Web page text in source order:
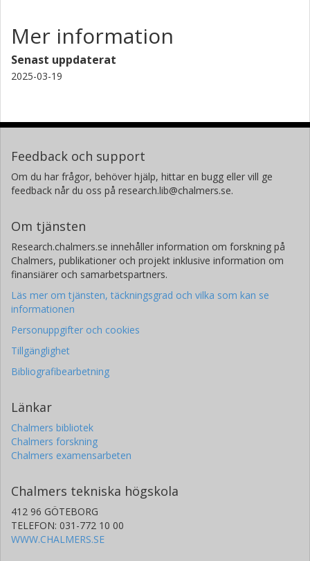
Universita degli Studi di Napoli Federico II
Mer information
Senast uppdaterat
2025-03-19
Feedback och support
Om du har frågor, behöver hjälp, hittar en bugg eller vill ge
feedback når du oss på research.lib@chalmers.se.
Om tjänsten
Research.chalmers.se innehåller information om forskning på
Chalmers, publikationer och projekt inklusive information om
finansiärer och samarbetspartners.
Läs mer om tjänsten, täckningsgrad och vilka som kan se
informationen
Personuppgifter och cookies
Tillgänglighet
Bibliografibearbetning
Länkar
Chalmers bibliotek
Chalmers forskning
Chalmers examensarbeten
Chalmers tekniska högskola
412 96 GÖTEBORG
TELEFON: 031-772 10 00
WWW.CHALMERS.SE